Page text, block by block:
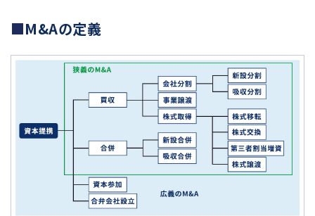
M&Aの定義